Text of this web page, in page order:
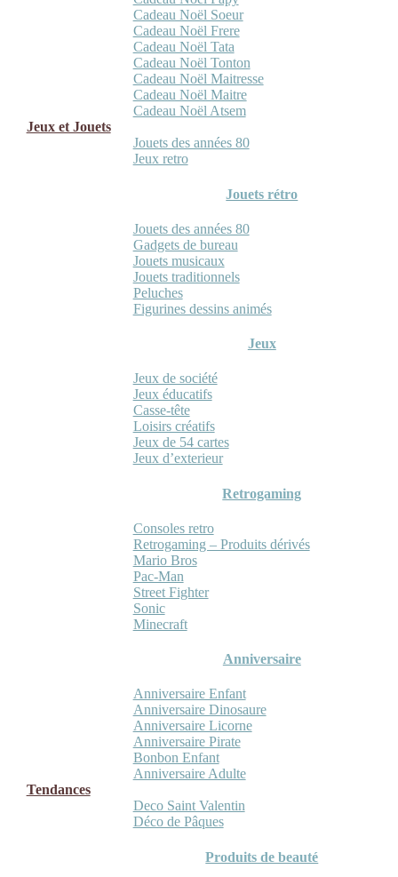
Cadeau Noël Soeur
Cadeau Noël Frere
Cadeau Noël Tata
Cadeau Noël Tonton
Cadeau Noël Maitresse
Cadeau Noël Maitre
Cadeau Noël Atsem
Jeux et Jouets
Jouets des années 80
Jeux retro
Jouets rétro
Jouets des années 80
Gadgets de bureau
Jouets musicaux
Jouets traditionnels
Peluches
Figurines dessins animés
Jeux
Jeux de société
Jeux éducatifs
Casse-tête
Loisirs créatifs
Jeux de 54 cartes
Jeux d’exterieur
Retrogaming
Consoles retro
Retrogaming – Produits dérivés
Mario Bros
Pac-Man
Street Fighter
Sonic
Minecraft
Anniversaire
Anniversaire Enfant
Anniversaire Dinosaure
Anniversaire Licorne
Anniversaire Pirate
Bonbon Enfant
Anniversaire Adulte
Tendances
Deco Saint Valentin
Déco de Pâques
Produits de beauté